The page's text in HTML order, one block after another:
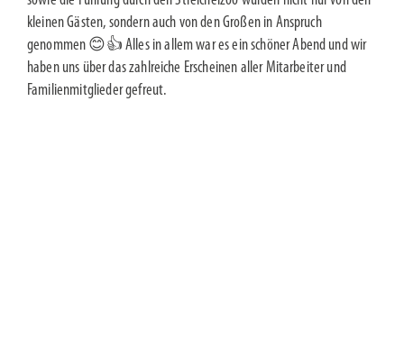
kleinen Gästen, sondern auch von den Großen in Anspruch
genommen 😊👍 Alles in allem war es ein schöner Abend und wir
haben uns über das zahlreiche Erscheinen aller Mitarbeiter und
Familienmitglieder gefreut.